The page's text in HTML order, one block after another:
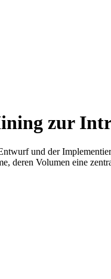
zur
und der
deren Volumen eine